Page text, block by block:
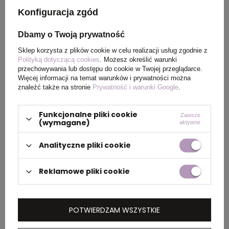
Kolor
PAKOWANIE
kartonu
zewnętrznego
52 x 34 x 30 cm
Waga
kartonu
zewnętrznego
11 kg
Konfiguracja zgód
Dbamy o Twoją prywatność
Sklep korzysta z plików cookie w celu realizacji usług zgodnie z
Polityką dotyczącą cookies. Możesz określić warunki
przechowywania lub dostępu do cookie w Twojej przeglądarce.
Więcej informacji na temat warunków i prywatności można
znaleźć także na stronie Prywatność i warunki Google.
Funkcjonalne pliki cookie
(wymagane)
Zawsze
aktywne
Analityczne pliki cookie
Reklamowe pliki cookie
POTWIERDZAM WSZYSTKIE